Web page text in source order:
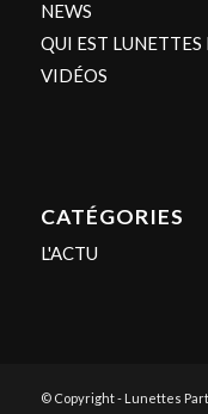
NEWS
QUI EST LUNETTES
VIDÉOS
CATÉGORIES
L'ACTU
© Copyright - Lunettes